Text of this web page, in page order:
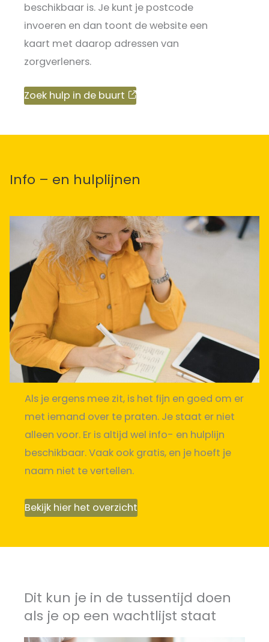
beschikbaar is. Je kunt je postcode
invoeren en dan toont de website een
kaart met daarop adressen van
zorgverleners.
Zoek hulp in de buurt
Info – en hulplijnen
Als je ergens mee zit, is het fijn en goed om er
met iemand over te praten. Je staat er niet
alleen voor. Er is altijd wel info- en hulplijn
beschikbaar. Vaak ook gratis, en je hoeft je
naam niet te vertellen.
Bekijk hier het overzicht
Dit kun je in de tussentijd doen
als je op een wachtlijst staat